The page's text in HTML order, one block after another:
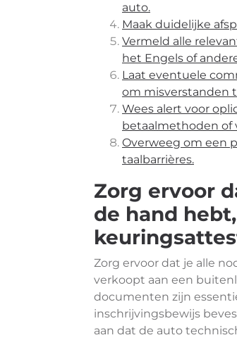
auto.
Maak duidelijke
Vermeld alle
het Engels of
Laat eventuele
om misverstanden
Wees alert voor
betaalmethoden of
Overweeg om een
taalbarrières.
Zorg ervoor
de hand
Zorg ervoor dat je alle
verkoopt aan een
documenten zijn
inschrijvingsbewijs
aan dat de auto